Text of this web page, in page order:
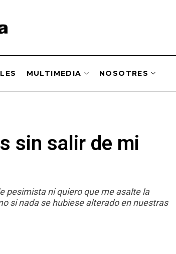
MULTIMEDIA NOSOTRES
sin salir de mi
pesimista ni quiero que me asalte la
si nada se hubiese alterado en nuestras